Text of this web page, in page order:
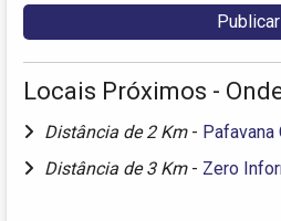
Locais Próximos -
Distância de 2 Km - Pafavana
Distância de 3 Km - Zero